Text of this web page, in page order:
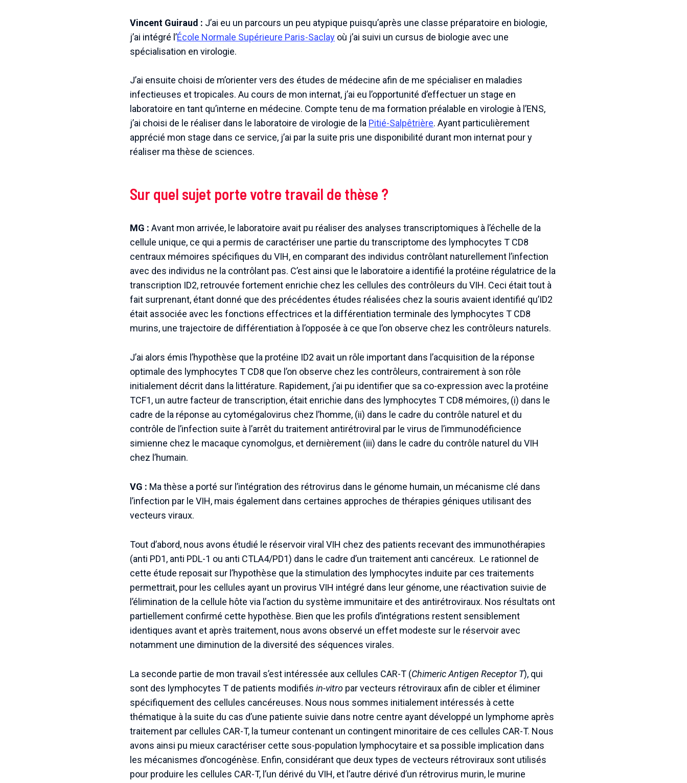
Vincent Guiraud : J’ai eu un parcours un peu atypique puisqu’après une classe préparatoire en biologie,
j’ai intégré l’École Normale Supérieure Paris-Saclay où j’ai suivi un cursus de biologie avec une
spécialisation en virologie.
J’ai ensuite choisi de m’orienter vers des études de médecine afin de me spécialiser en maladies
infectieuses et tropicales. Au cours de mon internat, j’ai eu l’opportunité d’effectuer un stage en
laboratoire en tant qu’interne en médecine. Compte tenu de ma formation préalable en virologie à l’ENS,
j’ai choisi de le réaliser dans le laboratoire de virologie de la Pitié-Salpêtrière. Ayant particulièrement
apprécié mon stage dans ce service, j’ai par la suite pris une disponibilité durant mon internat pour y
réaliser ma thèse de sciences.
Sur quel sujet porte votre travail de thèse ?
MG : Avant mon arrivée, le laboratoire avait pu réaliser des analyses transcriptomiques à l’échelle de la
cellule unique, ce qui a permis de caractériser une partie du transcriptome des lymphocytes T CD8
centraux mémoires spécifiques du VIH, en comparant des individus contrôlant naturellement l’infection
avec des individus ne la contrôlant pas. C’est ainsi que le laboratoire a identifié la protéine régulatrice de la
transcription ID2, retrouvée fortement enrichie chez les cellules des contrôleurs du VIH. Ceci était tout à
fait surprenant, étant donné que des précédentes études réalisées chez la souris avaient identifié qu’ID2
était associée avec les fonctions effectrices et la différentiation terminale des lymphocytes T CD8
murins, une trajectoire de différentiation à l’opposée à ce que l’on observe chez les contrôleurs naturels.
J’ai alors émis l’hypothèse que la protéine ID2 avait un rôle important dans l’acquisition de la réponse
optimale des lymphocytes T CD8 que l’on observe chez les contrôleurs, contrairement à son rôle
initialement décrit dans la littérature. Rapidement, j’ai pu identifier que sa co-expression avec la protéine
TCF1, un autre facteur de transcription, était enrichie dans des lymphocytes T CD8 mémoires, (i) dans le
cadre de la réponse au cytomégalovirus chez l’homme, (ii) dans le cadre du contrôle naturel et du
contrôle de l’infection suite à l’arrêt du traitement antirétroviral par le virus de l’immunodéficience
simienne chez le macaque cynomolgus, et dernièrement (iii) dans le cadre du contrôle naturel du VIH
chez l’humain.
VG : Ma thèse a porté sur l’intégration des rétrovirus dans le génome humain, un mécanisme clé dans
l’infection par le VIH, mais également dans certaines approches de thérapies géniques utilisant des
vecteurs viraux.
Tout d’abord, nous avons étudié le réservoir viral VIH chez des patients recevant des immunothérapies
(anti PD1, anti PDL-1 ou anti CTLA4/PD1) dans le cadre d’un traitement anti cancéreux. Le rationnel de
cette étude reposait sur l’hypothèse que la stimulation des lymphocytes induite par ces traitements
permettrait, pour les cellules ayant un provirus VIH intégré dans leur génome, une réactivation suivie de
l’élimination de la cellule hôte via l’action du système immunitaire et des antirétroviraux. Nos résultats ont
partiellement confirmé cette hypothèse. Bien que les profils d’intégrations restent sensiblement
identiques avant et après traitement, nous avons observé un effet modeste sur le réservoir avec
notamment une diminution de la diversité des séquences virales.
La seconde partie de mon travail s’est intéressée aux cellules CAR-T (Chimeric Antigen Receptor T), qui
sont des lymphocytes T de patients modifiés in-vitro par vecteurs rétroviraux afin de cibler et éliminer
spécifiquement des cellules cancéreuses. Nous nous sommes initialement intéressés à cette
thématique à la suite du cas d’une patiente suivie dans notre centre ayant développé un lymphome après
traitement par cellules CAR-T, la tumeur contenant un contingent minoritaire de ces cellules CAR-T. Nous
avons ainsi pu mieux caractériser cette sous-population lymphocytaire et sa possible implication dans
les mécanismes d’oncogénèse. Enfin, considérant que deux types de vecteurs rétroviraux sont utilisés
pour produire les cellules CAR-T, l’un dérivé du VIH, et l’autre dérivé d’un rétrovirus murin, le murine